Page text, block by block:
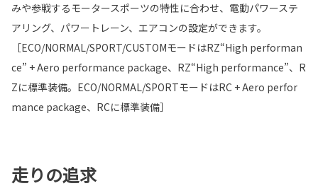
みや参戦するモータースポーツの特性に合わせ、電動パワーステ
アリング、パワートレーン、エアコンの設定ができます。
［ECO/NORMAL/SPORT/CUSTOMモードはRZ“High performan
ce” + Aero performance package、RZ“High performance”、R
Zに標準装備。ECO/NORMAL/SPORTモードはRC + Aero perfor
mance package、RCに標準装備］
走りの追求